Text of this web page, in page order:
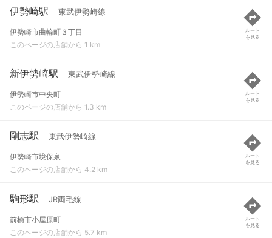
伊勢崎駅 東武伊勢崎線
伊勢崎市曲輪町３丁目
このページの店舗から 1 km
ルート
を見る
新伊勢崎駅 東武伊勢崎線
伊勢崎市中央町
このページの店舗から 1.3 km
ルート
を見る
剛志駅 東武伊勢崎線
伊勢崎市境保泉
このページの店舗から 4.2 km
ルート
を見る
駒形駅 JR両毛線
前橋市小屋原町
このページの店舗から 5.7 km
ルート
を見る